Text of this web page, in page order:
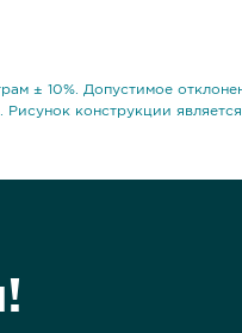
± 10%. Допустимое
конструкции